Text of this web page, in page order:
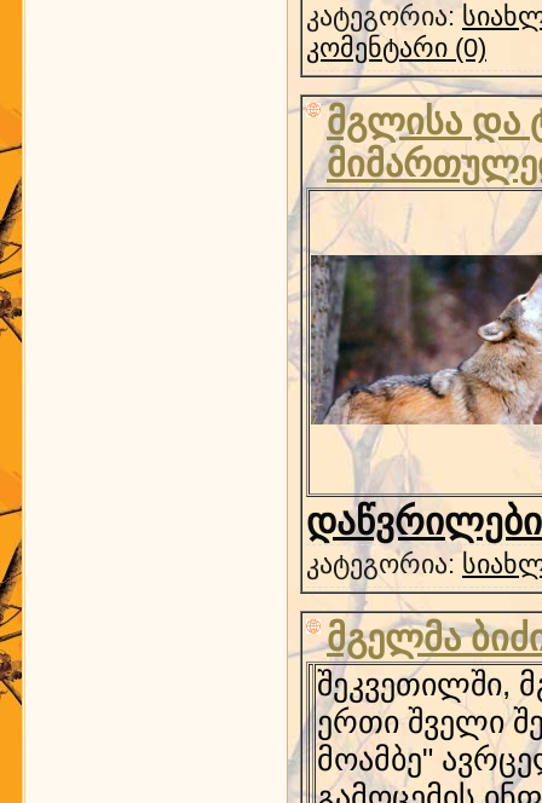
კატეგორია:
კომენტარი (0)
მგლისა და
კატეგორია:
მგელმა
შეკვეთილში,
ერთი შველი
მოამბე"